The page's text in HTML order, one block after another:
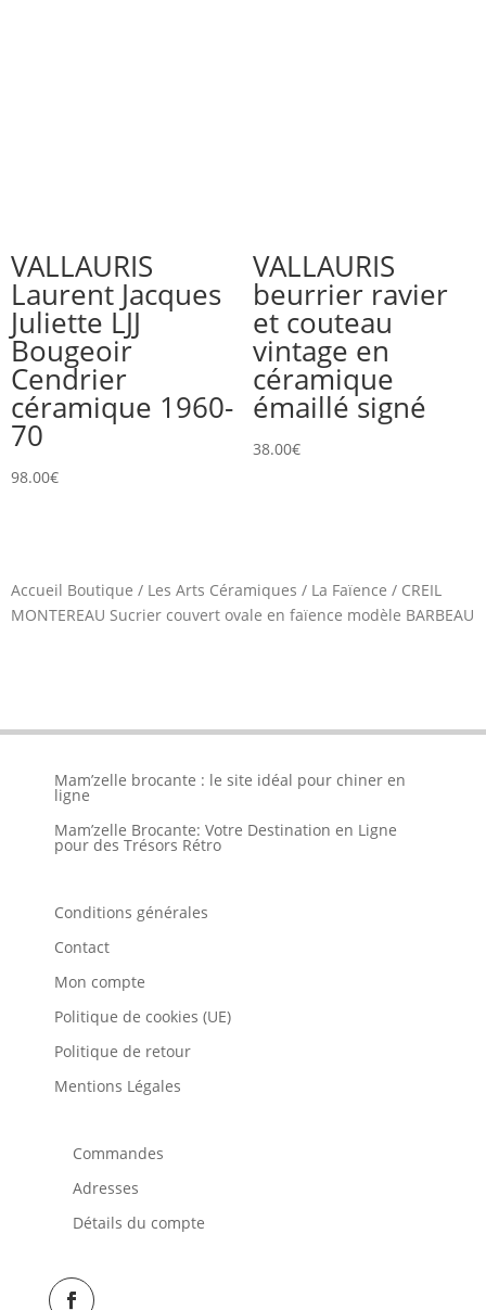
VALLAURIS
Laurent Jacques
Juliette LJJ
Bougeoir
Cendrier
céramique 1960-
70
98.00€
VALLAURIS
beurrier ravier
et couteau
vintage en
céramique
émaillé signé
38.00€
Accueil Boutique / Les Arts Céramiques / La Faïence / CREIL
MONTEREAU Sucrier couvert ovale en faïence modèle BARBEAU
Mam’zelle brocante : le site idéal pour chiner en
ligne
Mam’zelle Brocante: Votre Destination en Ligne
pour des Trésors Rétro
Conditions générales
Contact
Mon compte
Politique de cookies (UE)
Politique de retour
Mentions Légales
Commandes
Adresses
Détails du compte